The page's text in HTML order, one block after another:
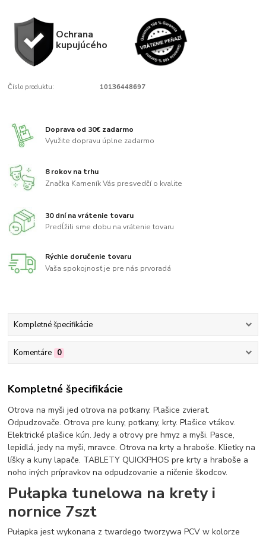
Ochrana
kupujúcého
Číslo produktu: 10136448697
Doprava od 30€ zadarmo
Využite dopravu úplne zadarmo
8 rokov na trhu
Značka Kameník Vás presvedčí o kvalite
30 dní na vrátenie tovaru
Predĺžili sme dobu na vrátenie tovaru
Rýchle doručenie tovaru
Vaša spokojnosť je pre nás prvoradá
Kompletné špecifikácie
Komentáre 0
Kompletné špecifikácie
Otrova na myši jed otrova na potkany. Plašice zvierat.
Odpudzovače. Otrova pre kuny, potkany, krty. Plašice vtákov.
Elektrické plašice kún. Jedy a otrovy pre hmyz a myši. Pasce,
lepidlá, jedy na myši, mravce. Otrova na krty a hraboše. Klietky na
líšky a kuny lapače. TABLETY QUICKPHOS pre krty a hraboše a
noho iných prípravkov na odpudzovanie a ničenie škodcov.
Pułapka tunelowa na krety i
nornice 7szt
Pułapka jest wykonana z twardego tworzywa PCV w kolorze